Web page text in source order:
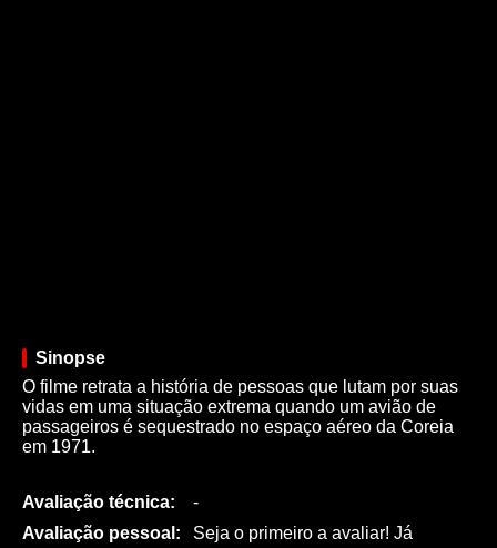
Sinopse
O filme retrata a história de pessoas que lutam por suas
vidas em uma situação extrema quando um avião de
passageiros é sequestrado no espaço aéreo da Coreia
em 1971.
Avaliação técnica:
-
Avaliação pessoal:
Seja o primeiro a avaliar! Já